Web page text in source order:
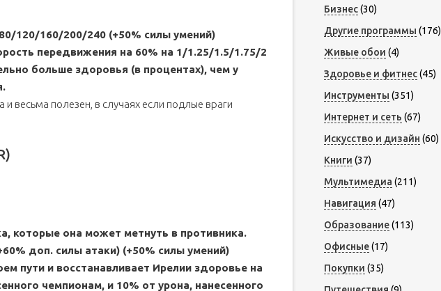
120/160/200/240 (+50% силы умений)
передвижения на 60% на 1/1.25/1.5/1.75/2
больше здоровья (в процентах), чем у
весьма полезен, в случаях если подлые враги
которые она может метнуть в противника.
доп. силы атаки) (+50% силы умений)
пути и восстанавливает Ирелии здоровье на
чемпионам, и 10% от урона, нанесенного
Бизнес(30)
Другие программы (176)
Живые обои (4)
Здоровье и фитнес(45)
Инструменты (351)
Интернет и сеть (67)
Искусство и дизайн (60)
Книги (37)
Мультимедиа (211)
Навигация (47)
Образование(113)
Офисные(17)
Покупки (35)